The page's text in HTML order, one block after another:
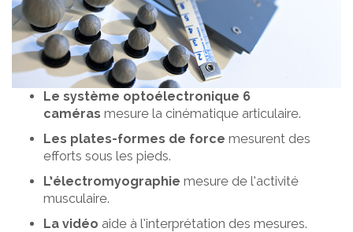
Le système optoélectronique 6
caméras mesure la cinématique articulaire.
Les plates-formes de force mesurent des
efforts sous les pieds.
L’électromyographie mesure de l’activité
musculaire.
La vidéo aide à l’interprétation des mesures.